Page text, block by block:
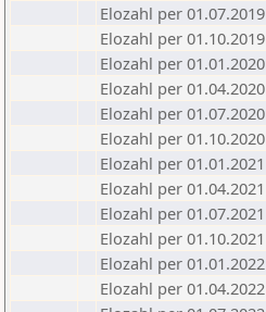
Elozahl per 01.07.2019
Elozahl per 01.10.2019
Elozahl per 01.01.2020
Elozahl per 01.04.2020
Elozahl per 01.07.2020
Elozahl per 01.10.2020
Elozahl per 01.01.2021
Elozahl per 01.04.2021
Elozahl per 01.07.2021
Elozahl per 01.10.2021
Elozahl per 01.01.2022
Elozahl per 01.04.2022